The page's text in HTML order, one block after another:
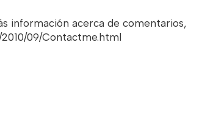
información acerca de comentarios,
09/Contactme.html